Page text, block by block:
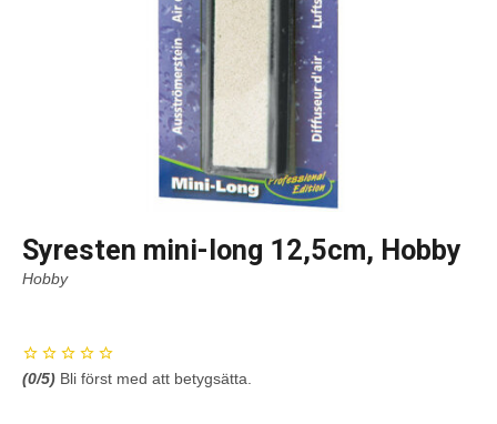
Syresten mini-long 12,5cm, Hobby
Hobby
(0/5) Bli först med att betygsätta.